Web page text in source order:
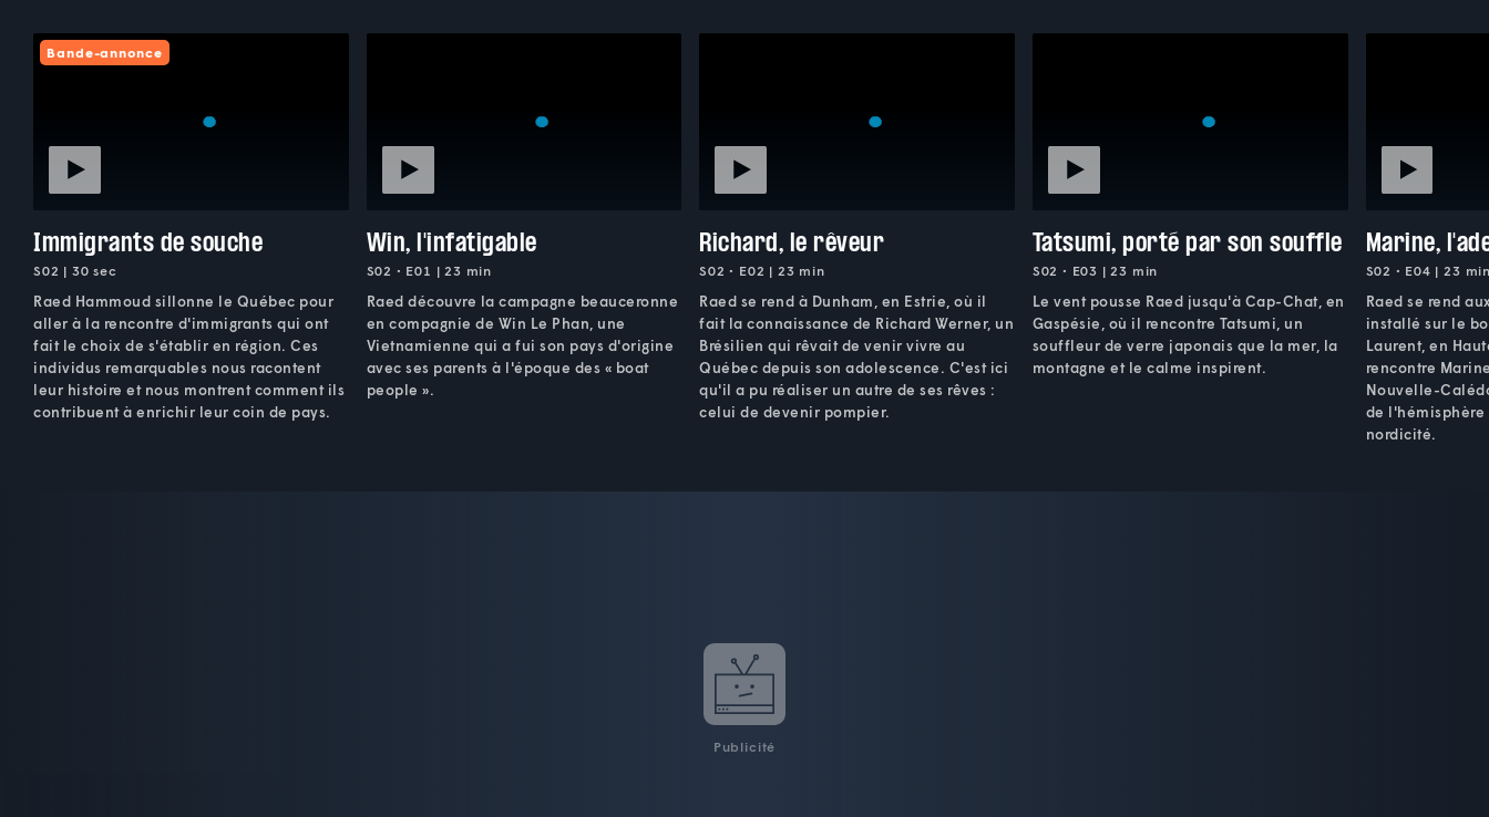
Bande-annonce
Immigrants de souche
S02 | 30 sec
Raed Hammoud sillonne le Québec pour
aller à la rencontre d'immigrants qui ont
fait le choix de s'établir en région. Ces
individus remarquables nous racontent
leur histoire et nous montrent comment ils
contribuent à enrichir leur coin de pays.
Win, l'infatigable
S02 • E01 | 23 min
Raed découvre la campagne beauceronne
en compagnie de Win Le Phan, une
Vietnamienne qui a fui son pays d'origine
avec ses parents à l'époque des « boat
people ».
Richard, le rêveur
S02 • E02 | 23 min
Raed se rend à Dunham, en Estrie, où il
fait la connaissance de Richard Werner, un
Brésilien qui rêvait de venir vivre au
Québec depuis son adolescence. C'est ici
qu'il a pu réaliser un autre de ses rêves :
celui de devenir pompier.
Tatsumi, porté par son souffle
S02 • E03 | 23 min
Le vent pousse Raed jusqu'à Cap-Chat, en
Gaspésie, où il rencontre Tatsumi, un
souffleur de verre japonais que la mer, la
montagne et le calme inspirent.
Marine,
S02 • E04 | 23
Raed se rend
installé sur le
Laurent, en
rencontre
Nouvelle-
de l'hémisphère
nordicité.
Publicité